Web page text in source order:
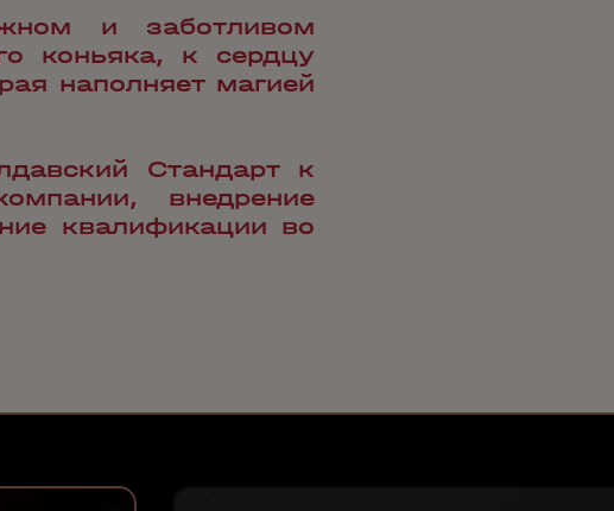
и заботливом
коньяка, к сердцу
наполняет магией
Стандарт к
внедрение
квалификации во